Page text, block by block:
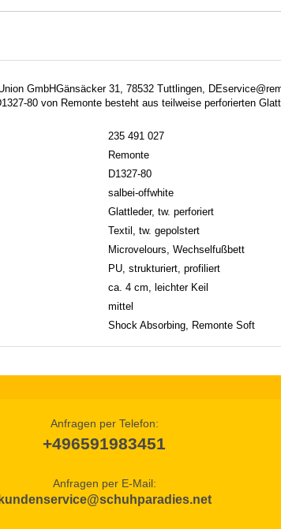
GmbHGänsäcker 31, 78532 Tuttlingen,
80 von Remonte besteht aus teilweise perforierten
235 491 027
Remonte
D1327-80
salbei-offwhite
Glattleder, tw. perforiert
Textil, tw. gepolstert
Microvelours, Wechselfußbett
PU, strukturiert, profiliert
ca. 4 cm, leichter Keil
mittel
Shock Absorbing, Remonte Soft
Anfragen per Telefon:
+496591983451
Anfragen per E-Mail:
kundenservice@schuhparadies.net